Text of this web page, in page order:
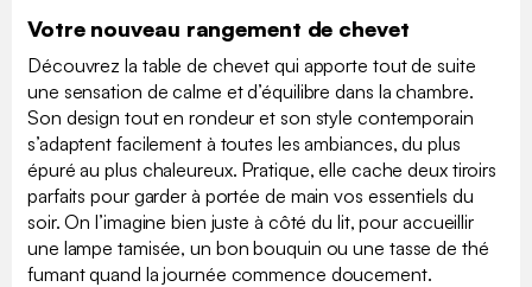
Votre nouveau rangement de chevet
Découvrez la table de chevet qui apporte tout de suite
une sensation de calme et d’équilibre dans la chambre.
Son design tout en rondeur et son style contemporain
s’adaptent facilement à toutes les ambiances, du plus
épuré au plus chaleureux. Pratique, elle cache deux tiroirs
parfaits pour garder à portée de main vos essentiels du
soir. On l’imagine bien juste à côté du lit, pour accueillir
une lampe tamisée, un bon bouquin ou une tasse de thé
fumant quand la journée commence doucement.